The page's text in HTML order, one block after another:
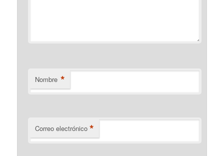
Nombre *
Correo electrónico *